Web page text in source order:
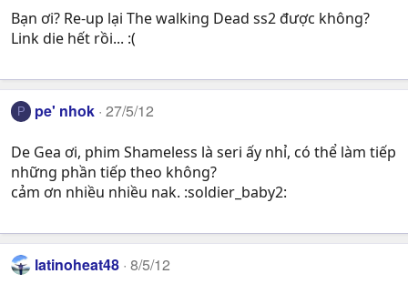
Bạn ơi? Re-up lại The walking Dead ss2 được không?
Link die hết rồi... :(
P pe' nhok 27/5/12
De Gea ơi, phim Shameless là seri ấy nhỉ, có thể làm tiếp
những phần tiếp theo không?
cảm ơn nhiều nhiều nak. :soldier_baby2:
latinoheat48 8/5/12